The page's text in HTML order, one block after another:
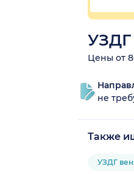
УЗДГ
Цены от
не
Также
УЗДГ